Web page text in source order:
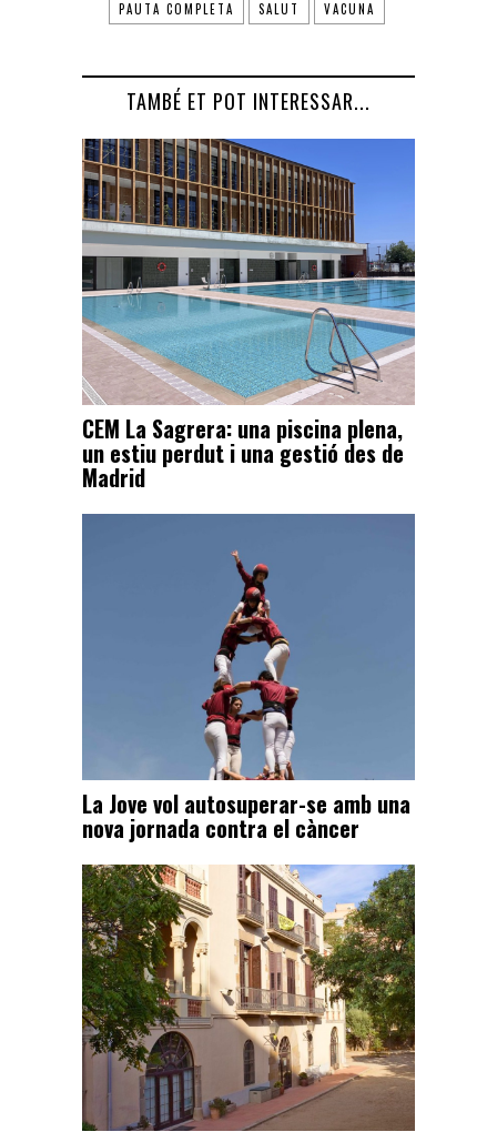
PAUTA COMPLETA SALUT VACUNA
TAMBÉ ET POT INTERESSAR...
CEM La Sagrera: una piscina plena,
un estiu perdut i una gestió des de
Madrid
La Jove vol autosuperar-se amb una
nova jornada contra el càncer